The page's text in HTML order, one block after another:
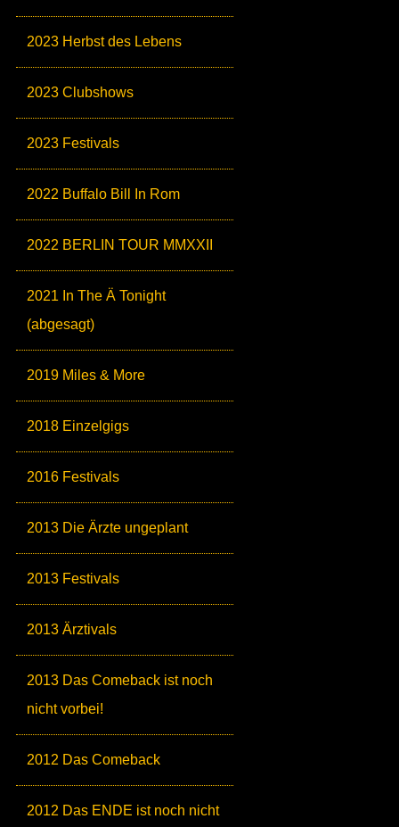
2023 Herbst des Lebens
2023 Clubshows
2023 Festivals
2022 Buffalo Bill In Rom
2022 BERLIN TOUR MMXXII
2021 In The Ä Tonight
(abgesagt)
2019 Miles & More
2018 Einzelgigs
2016 Festivals
2013 Die Ärzte ungeplant
2013 Festivals
2013 Ärztivals
2013 Das Comeback ist noch
nicht vorbei!
2012 Das Comeback
2012 Das ENDE ist noch nicht